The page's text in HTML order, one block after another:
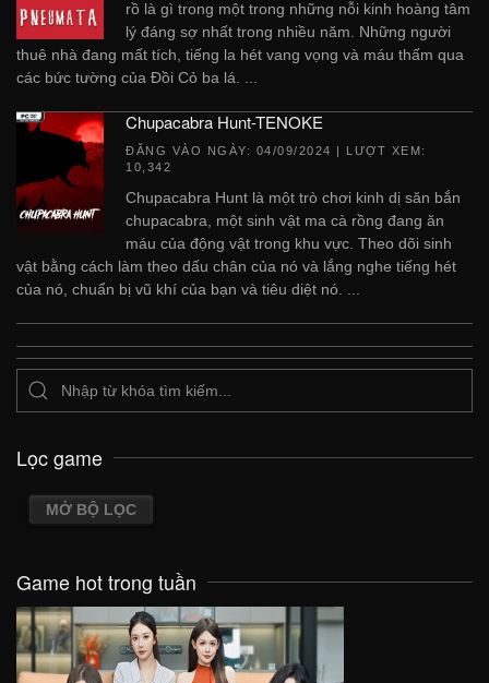
rồ là gì trong một trong những nỗi kinh hoàng tâm
lý đáng sợ nhất trong nhiều năm. Những người
thuê nhà đang mất tích, tiếng la hét vang vọng và máu thấm qua
các bức tường của Đồi Cỏ ba lá. ...
Chupacabra Hunt-TENOKE
ĐĂNG VÀO NGÀY: 04/09/2024 | LƯỢT XEM:
10,342
Chupacabra Hunt là một trò chơi kinh dị săn bắn
chupacabra, một sinh vật ma cà rồng đang ăn
máu của động vật trong khu vực. Theo dõi sinh
vật bằng cách làm theo dấu chân của nó và lắng nghe tiếng hét
của nó, chuẩn bị vũ khí của bạn và tiêu diệt nó. ...
Lọc game
MỞ BỘ LỌC
Game hot trong tuần